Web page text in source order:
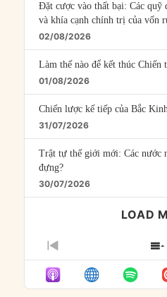
Đặt cược vào thất bại: Các quỹ
và khía cạnh chính trị của vốn
02/08/2026
Làm thế nào để kết thúc Chiến
01/08/2026
Chiến lược kế tiếp của Bắc
31/07/2026
Trật tự thế giới mới: Các nước
đựng?
30/07/2026
LOAD
PREVIOUS
EPISODE